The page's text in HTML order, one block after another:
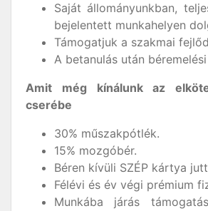
Saját állományunkban,
bejelentett munkahelyen
Támogatjuk a szakmai
A betanulás után
Amit még kínálunk az
cserébe
30% műszakpótlék.
15% mozgóbér.
Béren kívüli SZÉP kártya
Félévi és év végi prémium
Munkába járás